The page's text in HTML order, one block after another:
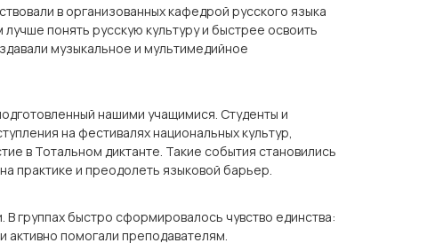
в организованных кафедрой русского языка
понять русскую культуру и быстрее освоить
музыкальное и мультимедийное
нашими учащимися. Студенты и
на фестивалях национальных культур,
в Тотальном диктанте. Такие события становились
практике и преодолеть языковой барьер.
группах быстро сформировалось чувство единства:
активно помогали преподавателям.